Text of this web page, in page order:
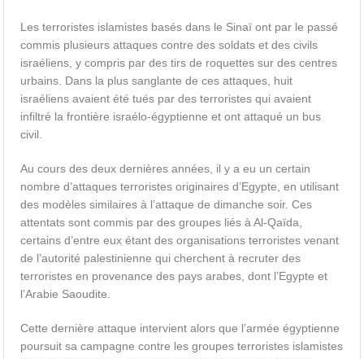
Les terroristes islamistes basés dans le Sinaï ont par le passé
commis plusieurs attaques contre des soldats et des civils
israéliens, y compris par des tirs de roquettes sur des centres
urbains. Dans la plus sanglante de ces attaques, huit
israéliens avaient été tués par des terroristes qui avaient
infiltré la frontière israélo-égyptienne et ont attaqué un bus
civil.
Au cours des deux dernières années, il y a eu un certain
nombre d’attaques terroristes originaires d’Egypte, en utilisant
des modèles similaires à l’attaque de dimanche soir. Ces
attentats sont commis par des groupes liés à Al-Qaïda,
certains d’entre eux étant des organisations terroristes venant
de l’autorité palestinienne qui cherchent à recruter des
terroristes en provenance des pays arabes, dont l’Egypte et
l’Arabie Saoudite.
Cette dernière attaque intervient alors que l’armée égyptienne
poursuit sa campagne contre les groupes terroristes islamistes